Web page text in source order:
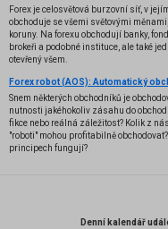
Forex je celosvětová burzovní síť, v
obchoduje se všemi světovými
koruny. Na forexu obchodují banky,
brokeři a podobné instituce, ale také
otevřený všem.
Snem některých obchodníků je
nutnosti jakéhokoliv zásahu do
fikce nebo reálná záležitost? Kolik z
"roboti" mohou profitabilně
principech fungují?
Denní kalendář